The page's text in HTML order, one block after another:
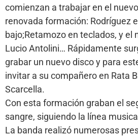
comienzan a trabajar en el
renovada formación: Rodríguez
bajo;Retamozo en teclados, y el
Lucio Antolini… Rápidamente
grabar un nuevo disco y para
invitar a su compañero en Rata
Scarcella.
Con esta formación graban el
sangre, siguiendo la línea
La banda realizó numerosas